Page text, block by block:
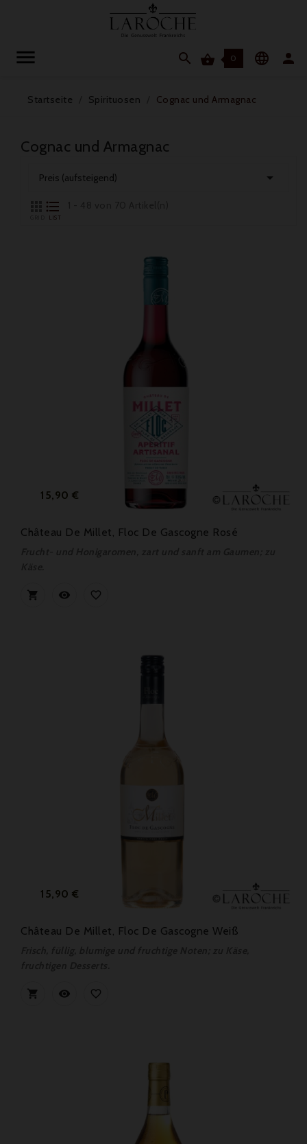
  0  
Startseite Spirituosen Cognac und Armagnac
Cognac und Armagnac
Preis (aufsteigend)


LIST
Preis
15,90 €
Château De Millet, Floc De Gascogne Rosé
  
Preis
15,90 €
Château De Millet, Floc De Gascogne Weiß
  